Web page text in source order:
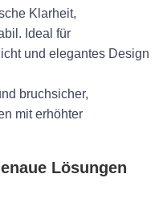
Klarheit,
Ideal für
und elegantes Design
bruchsicher,
mit erhöhter
Lösungen